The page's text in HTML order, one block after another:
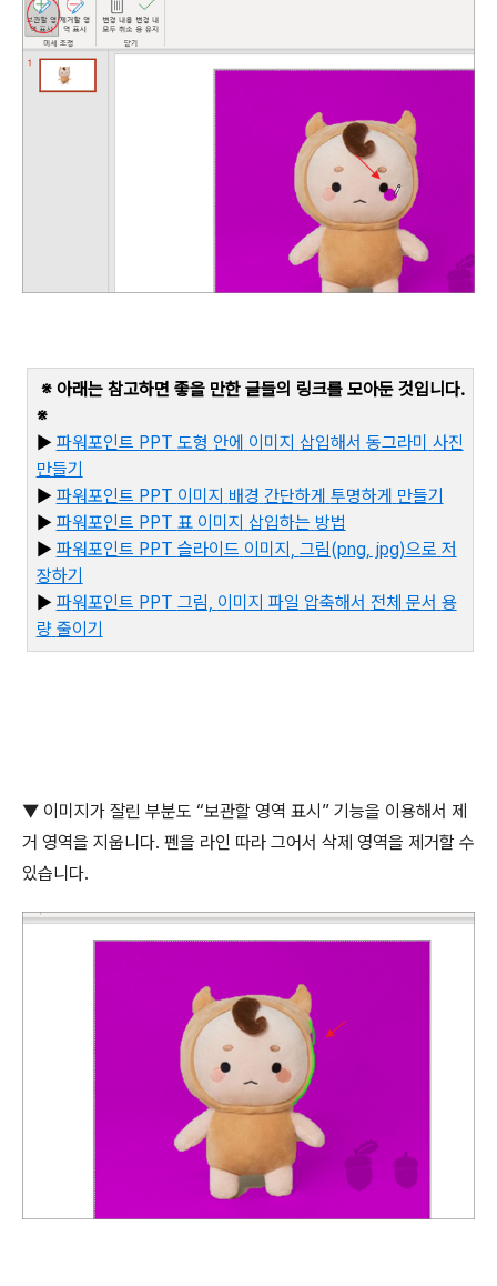
※ 아래는 참고하면 좋을 만한 글들의 링크를 모아둔 것입니다.
※
▶ 파워포인트 PPT 도형 안에 이미지 삽입해서 동그라미 사진
만들기
▶ 파워포인트 PPT 이미지 배경 간단하게 투명하게 만들기
▶ 파워포인트 PPT 표 이미지 삽입하는 방법
▶ 파워포인트 PPT 슬라이드 이미지, 그림(png, jpg)으로 저
장하기
▶ 파워포인트 PPT 그림, 이미지 파일 압축해서 전체 문서 용
량 줄이기
▼ 이미지가 잘린 부분도 “보관할 영역 표시 ” 기능을 이용해서 제
거 영역을 지웁니다. 펜을 라인 따라 그어서 삭제 영역을 제거할 수
있습니다.